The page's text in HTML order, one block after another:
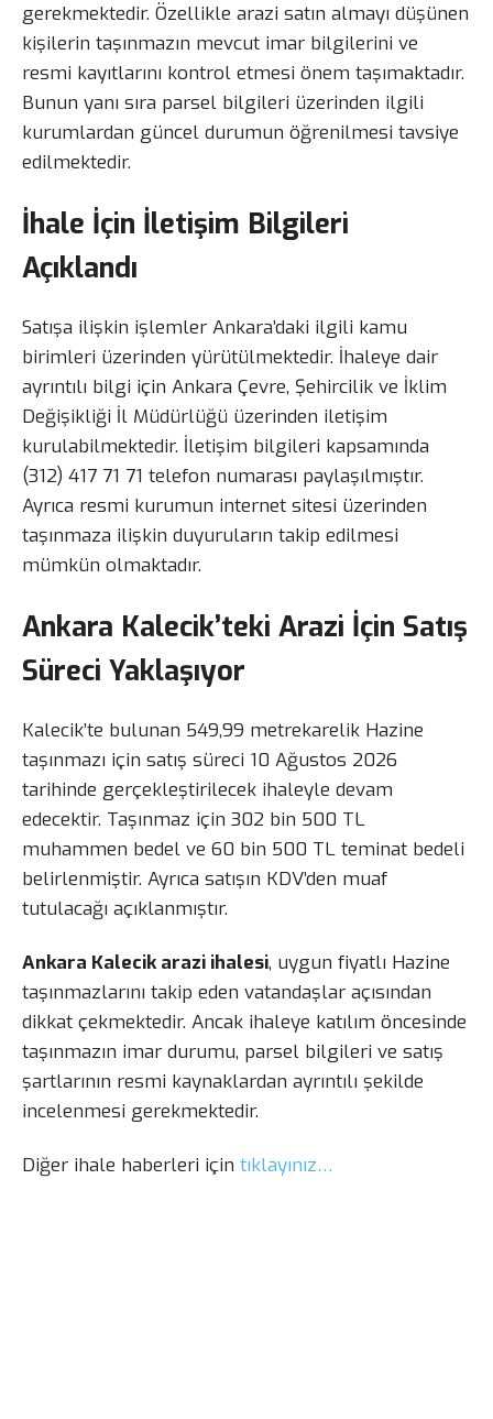
gerekmektedir. Özellikle arazi satın almayı düşünen
kişilerin taşınmazın mevcut imar bilgilerini ve
resmi kayıtlarını kontrol etmesi önem taşımaktadır.
Bunun yanı sıra parsel bilgileri üzerinden ilgili
kurumlardan güncel durumun öğrenilmesi tavsiye
edilmektedir.
İhale İçin İletişim Bilgileri
Açıklandı
Satışa ilişkin işlemler Ankara’daki ilgili kamu
birimleri üzerinden yürütülmektedir. İhaleye dair
ayrıntılı bilgi için Ankara Çevre, Şehircilik ve İklim
Değişikliği İl Müdürlüğü üzerinden iletişim
kurulabilmektedir. İletişim bilgileri kapsamında
(312) 417 71 71 telefon numarası paylaşılmıştır.
Ayrıca resmi kurumun internet sitesi üzerinden
taşınmaza ilişkin duyuruların takip edilmesi
mümkün olmaktadır.
Ankara Kalecik’teki Arazi İçin Satış
Süreci Yaklaşıyor
Kalecik’te bulunan 549,99 metrekarelik Hazine
taşınmazı için satış süreci 10 Ağustos 2026
tarihinde gerçekleştirilecek ihaleyle devam
edecektir. Taşınmaz için 302 bin 500 TL
muhammen bedel ve 60 bin 500 TL teminat bedeli
belirlenmiştir. Ayrıca satışın KDV’den muaf
tutulacağı açıklanmıştır.
Ankara Kalecik arazi ihalesi, uygun fiyatlı Hazine
taşınmazlarını takip eden vatandaşlar açısından
dikkat çekmektedir. Ancak ihaleye katılım öncesinde
taşınmazın imar durumu, parsel bilgileri ve satış
şartlarının resmi kaynaklardan ayrıntılı şekilde
incelenmesi gerekmektedir.
Diğer ihale haberleri için tıklayınız…